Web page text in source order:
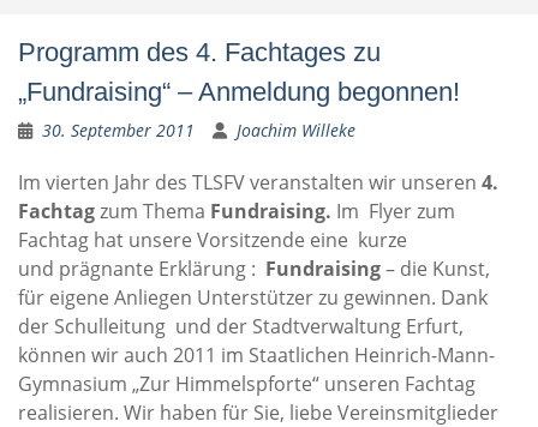
Programm des 4. Fachtages zu
„Fundraising“ – Anmeldung begonnen!
30. September 2011 Joachim Willeke
Im vierten Jahr des TLSFV veranstalten wir unseren 4.
Fachtagzum Thema Fundraising. Im Flyer zum
Fachtag hat unsere Vorsitzende eine kurze
und prägnante Erklärung : Fundraising– die Kunst,
für eigene Anliegen Unterstützer zu gewinnen. Dank
der Schulleitung und der Stadtverwaltung Erfurt,
können wir auch 2011 im Staatlichen Heinrich-Mann-
Gymnasium „Zur Himmelspforte“ unseren Fachtag
realisieren. Wir haben für Sie, liebe Vereinsmitglieder